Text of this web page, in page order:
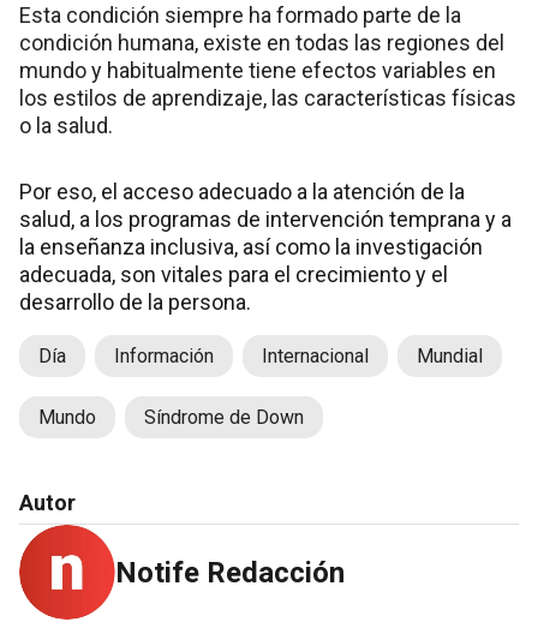
Esta condición siempre ha formado parte de la
condición humana, existe en todas las regiones del
mundo y habitualmente tiene efectos variables en
los estilos de aprendizaje, las características físicas
o la salud.
Por eso, el acceso adecuado a la atención de la
salud, a los programas de intervención temprana y a
la enseñanza inclusiva, así como la investigación
adecuada, son vitales para el crecimiento y el
desarrollo de la persona.
Día Información Internacional Mundial
Mundo Síndrome de Down
Autor
Notife Redacción